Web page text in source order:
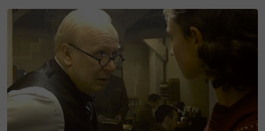
sentiasa mendoakan keajaiban buat anaknya.
"Doktor pun kata, penyakit Aqil ini sudah tiada
penawarnya dan akan cacat seumur hidup. Namun,
siapalah kita mahu menidakkan ketentuan ILAHI?
Cuma saya mengharapkan Aqil diberikan
kesembuhan dan sakitnya tidak bertambah kritikal.
"Bukan apa, ketumbuhan pada gusi dan mulutnya